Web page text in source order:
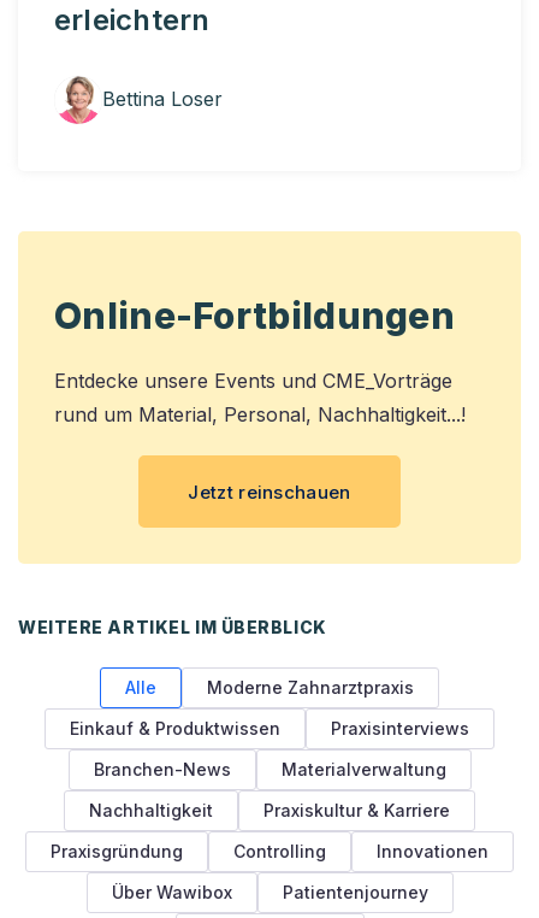
erleichtern
Bettina Loser
Online-Fortbildungen
Entdecke unsere Events und CME_Vorträge
rund um Material, Personal, Nachhaltigkeit...!
Jetzt reinschauen
WEITERE ARTIKEL IM ÜBERBLICK
Alle
Moderne Zahnarztpraxis
Einkauf & Produktwissen
Praxisinterviews
Branchen-News
Materialverwaltung
Nachhaltigkeit
Praxiskultur & Karriere
Praxisgründung
Controlling
Innovationen
Über Wawibox
Patientenjourney